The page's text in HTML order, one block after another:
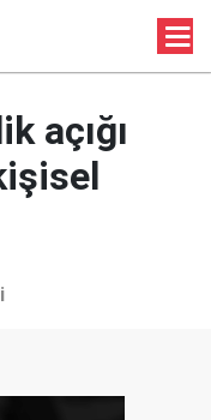
açığı